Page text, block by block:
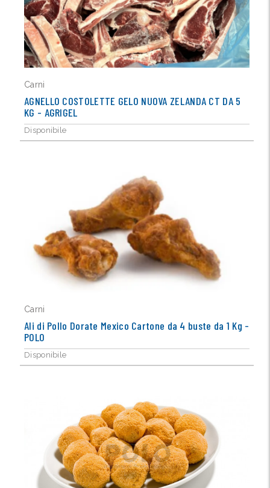
Carni
AGNELLO COSTOLETTE GELO NUOVA ZELANDA CT DA 5
KG - AGRIGEL
Disponibile
Carni
Ali di Pollo Dorate Mexico Cartone da 4 buste da 1 Kg -
POLO
Disponibile